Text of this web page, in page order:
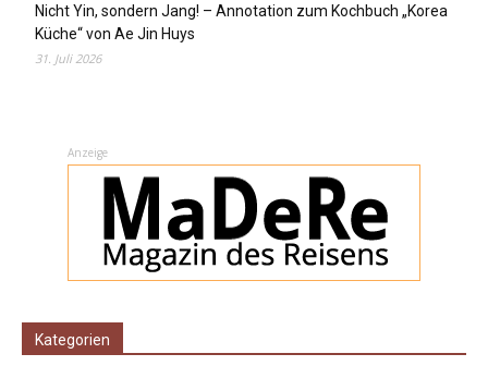
Nicht Yin, sondern Jang! – Annotation zum Kochbuch „Korea
Küche“ von Ae Jin Huys
31. Juli 2026
Anzeige
Kategorien